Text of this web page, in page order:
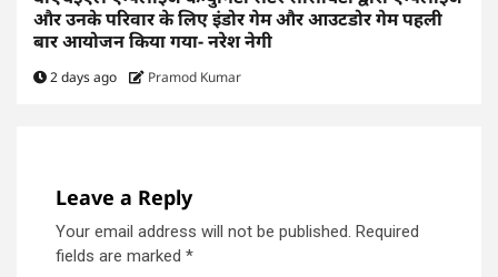
और उनके परिवार के लिए इंडोर गेम और आउटडोर गेम पहली
बार आयोजन किया गया- नरेश नेगी
2 days ago Pramod Kumar
Leave a Reply
Your email address will not be published. Required
fields are marked *